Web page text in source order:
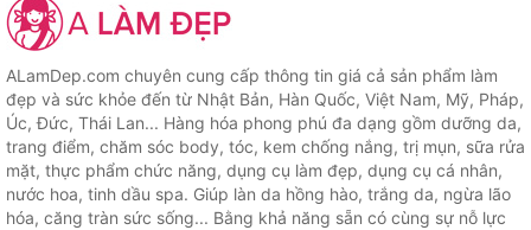
ALamDep.com chuyên cung cấp thông tin giá cả sản phẩm làm
đẹp và sức khỏe đến từ Nhật Bản, Hàn Quốc, Việt Nam, Mỹ, Pháp,
Úc, Đức, Thái Lan... Hàng hóa phong phú đa dạng gồm dưỡng da,
trang điểm, chăm sóc body, tóc, kem chống nắng, trị mụn, sữa rửa
mặt, thực phẩm chức năng, dụng cụ làm đẹp, dụng cụ cá nhân,
nước hoa, tinh dầu spa. Giúp làn da hồng hào, trắng da, ngừa lão
hóa, căng tràn sức sống... Bằng khả năng sẵn có cùng sự nỗ lực